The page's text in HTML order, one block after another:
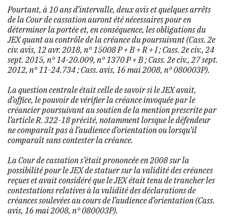
Pourtant, à 10 ans d’intervalle, deux avis et quelques arrêts
de la Cour de cassation auront été nécessaires pour en
déterminer la portée et, en conséquence, les obligations du
JEX quant au contrôle de la créance du poursuivant (Cass. 2e
civ. avis, 12 avr. 2018, n° 15008 P + B + R + I ; Cass. 2e civ., 24
sept. 2015, n° 14-20.009, n° 1370 P + B ; Cass. 2e civ., 27 sept.
2012, n° 11-24.734 ; Cass. avis, 16 mai 2008, n° 080003P).
La question centrale était celle de savoir si le JEX avait,
d’office, le pouvoir de vérifier la créance invoquée par le
créancier poursuivant au soutien de la mention prescrite par
l’article R. 322-18 précité, notamment lorsque le défendeur
ne comparaît pas à l’audience d’orientation ou lorsqu’il
comparaît sans contester la créance.
La Cour de cassation s’était prononcée en 2008 sur la
possibilité pour le JEX de statuer sur la validité des créances
reçues et avait considéré que le JEX était tenu de trancher les
contestations relatives à la validité des déclarations de
créances soulevées au cours de l’audience d’orientation (Cass.
avis, 16 mai 2008, n° 080003P).